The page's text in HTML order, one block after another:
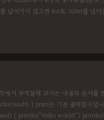
넘어가지 않으면 Int로, 32bit를 넘어
. Byte(8bit), Short(16bit), Int(32bit:
부적절해 보이는 내용의 순서를 변
} print는 기본 출력함수입
{ println("Hello world!")